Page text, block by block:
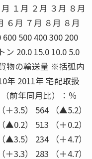
１月 ２月 ３月 ８月
６月 ７月 ８月 ８月
500 400 300 200
20.0 15.0 10.0 5.0
物の輸送量 ※括弧内
年 2011年 宅配取扱
前年同月比）：％
＋3.5） 564 （▲5.2）
） 513 （＋0.2）
） 234 （＋4.7）
3.3） 283 （＋4.7）